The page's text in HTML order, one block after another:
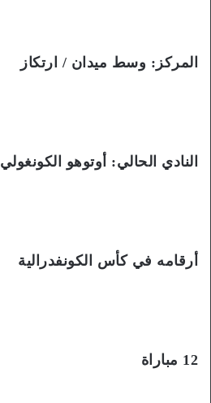
المركز: وسط ميدان / ارتكاز
النادي الحالي: أوتوهو الكونغولي
أرقامه في كأس الكونفدرالية
12 مباراة